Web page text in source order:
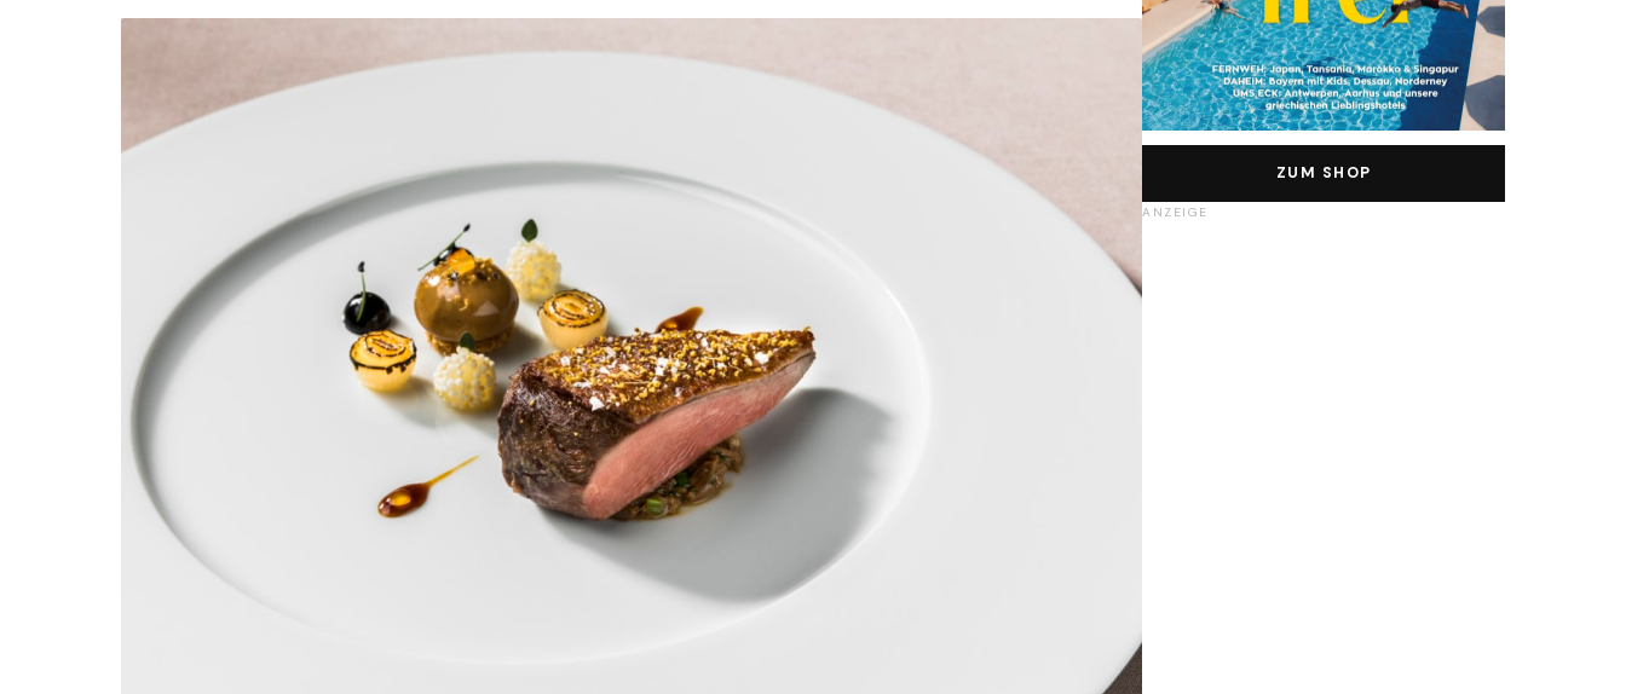
ZUM SHOP
ANZEIGE